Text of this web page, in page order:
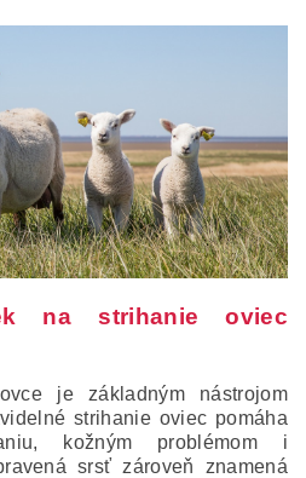
na strihanie oviec
je základným nástrojom
strihanie oviec pomáha
kožným problémom i
srsť zároveň znamená